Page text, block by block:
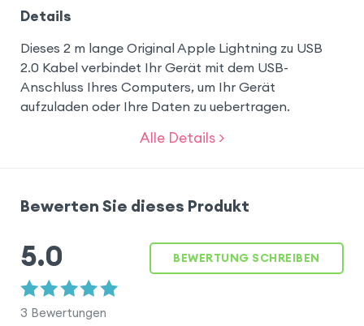
Details
Dieses 2 m lange Original Apple Lightning zu USB
2.0 Kabel verbindet Ihr Gerät mit dem USB-
Anschluss Ihres Computers, um Ihr Gerät
aufzuladen oder Ihre Daten zu uebertragen.
Alle Details >
Bewerten Sie dieses Produkt
5.0
3 Bewertungen
BEWERTUNG SCHREIBEN